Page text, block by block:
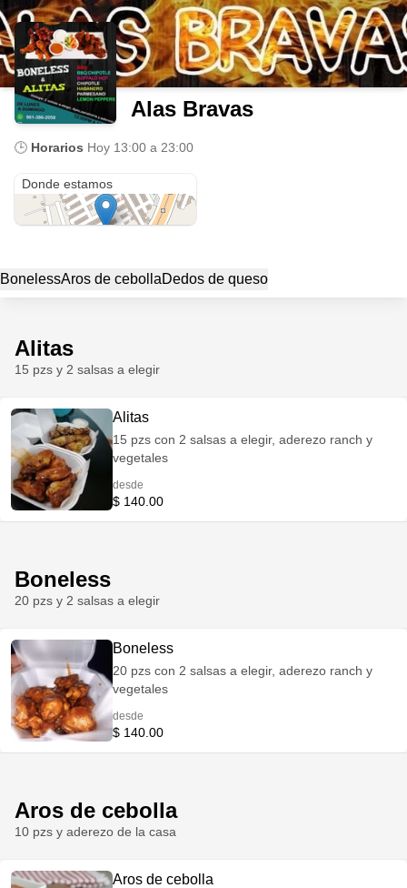
Alas Bravas
🕒 Horarios Hoy 13:00 a 23:00
Donde estamos
BonelessAros de cebollaDedos de queso
Alitas
15 pzs y 2 salsas a elegir
Alitas
15 pzs con 2 salsas a elegir, aderezo ranch y
vegetales
desde
$ 140.00
Boneless
20 pzs y 2 salsas a elegir
Boneless
20 pzs con 2 salsas a elegir, aderezo ranch y
vegetales
desde
$ 140.00
Aros de cebolla
10 pzs y aderezo de la casa
Aros de cebolla